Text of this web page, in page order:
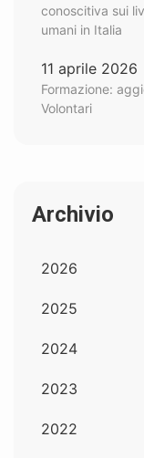
conoscitiva sui
umani in Italia
11 aprile 2026
Formazione:
Volontari
Archivio
2026
2025
2024
2023
2022